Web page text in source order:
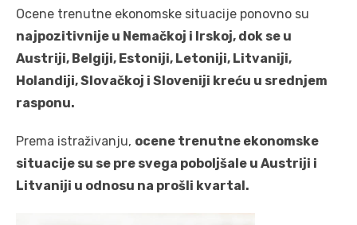
Ocene trenutne ekonomske situacije ponovno su
najpozitivnije u Nemačkoj i Irskoj, dok se u
Austriji, Belgiji, Estoniji, Letoniji, Litvaniji,
Holandiji, Slovačkoj i Sloveniji kreću u srednjem
rasponu.
Prema istraživanju, ocene trenutne ekonomske
situacije su se pre svega poboljšale u Austriji i
Litvaniji u odnosu na prošli kvartal.